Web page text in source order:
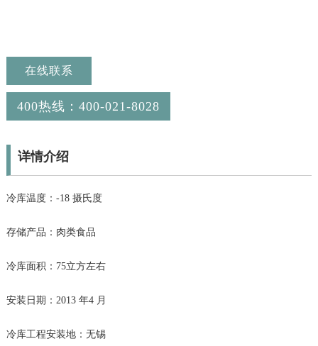
在线联系
400热线：400-021-8028
详情介绍
冷库温度：-18 摄氏度
存储产品：肉类食品
冷库面积：75立方左右
安装日期：2013 年4 月
冷库工程安装地：无锡